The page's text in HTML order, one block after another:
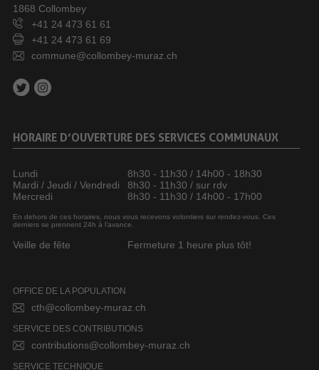
1868 Collombey
+41 24 473 61 61
+41 24 473 61 69
commune@collombey-muraz.ch
HORAIRE D’OUVERTURE DES SERVICES COMMUNAUX
Lundi
8h30 - 11h30 / 14h00 - 18h30
Mardi / Jeudi / Vendredi
8h30 - 11h30 / sur rdv
Mercredi
8h30 - 11h30 / 14h00 - 17h00
En dehors de ces horaires, nous vous recevons volontiers sur rendez-vous. Ces
derniers se prennent 24h à l’avance.
Veille de fête Fermeture 1 heure plus tôt!
OFFICE DE LA POPULATION
cth@collombey-muraz.ch
SERVICE DES CONTRIBUTIONS
contributions@collombey-muraz.ch
SERVICE TECHNIQUE